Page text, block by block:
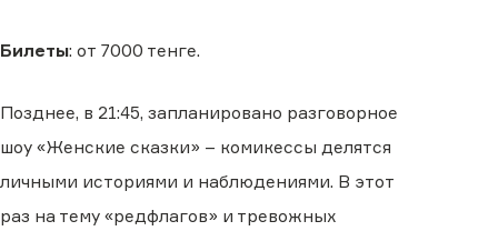
Билеты: от 7000 тенге.
Позднее, в 21:45, запланировано разговорное
шоу «Женские сказки» – комикессы делятся
личными историями и наблюдениями. В этот
раз на тему «редфлагов» и тревожных